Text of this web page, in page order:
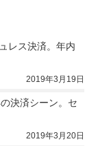
レス決済。年内
2019年3月19日
決済シーン。セ
2019年3月20日